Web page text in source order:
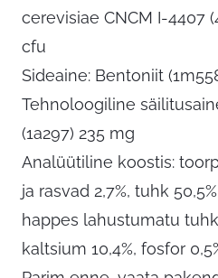
cerevisiae CNCM I-4407
cfu
Sideaine: Bentoniit
Tehnoloogiline
(1a297) 235 mg
Analüütiline koostis:
ja rasvad 2,7%, tuhk
happes lahustumatu tuhk
kaltsium 10,4%, fosfor